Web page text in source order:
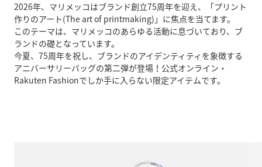
2026年、マリメッコはブランド創立75周年を迎え、「プリント
作りのアート(The art of printmaking)」に焦点を当てます。
このテーマは、マリメッコのあらゆる活動に息づいており、ブ
ランドの礎となっています。
今夏、75周年を祝し、ブランドのアイデンティティを象徴する
アニバーサリーバッグの第二弾が登場！公式オンライン・
Rakuten Fashionでしか手に入らない限定アイテムです。